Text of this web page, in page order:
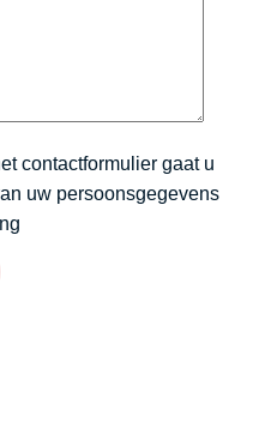
contactformulier gaat u
uw persoonsgegevens